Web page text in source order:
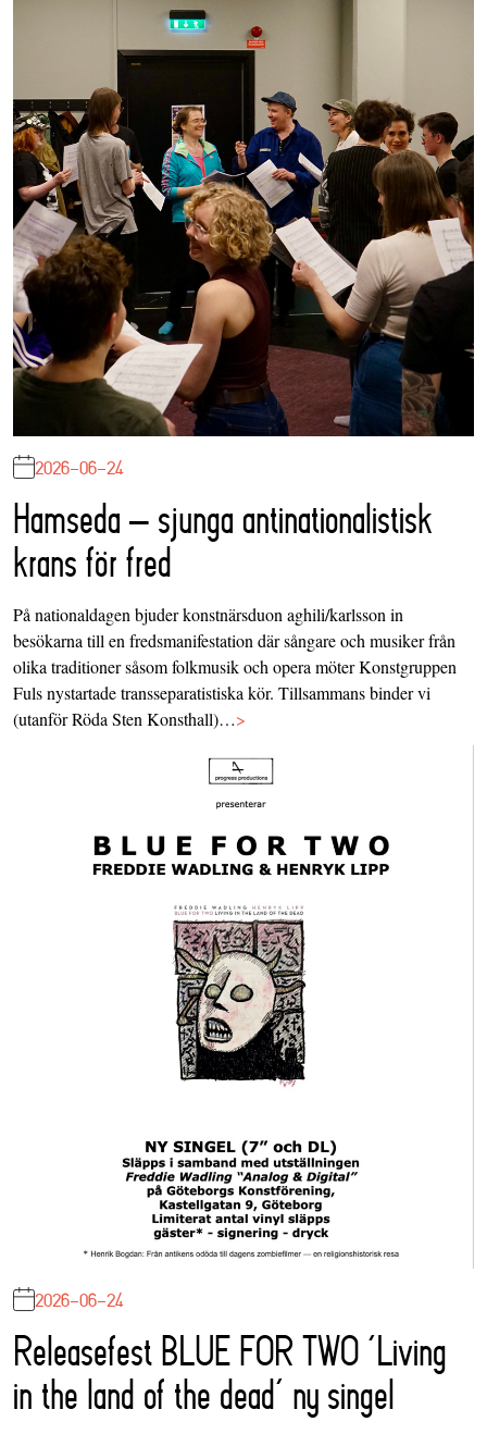
2026-06-24
Hamseda – sjunga antinationalistisk
krans för fred
På nationaldagen bjuder konstnärsduon aghili/karlsson in
besökarna till en fredsmanifestation där sångare och musiker från
olika traditioner såsom folkmusik och opera möter Konstgruppen
Fuls nystartade transseparatistiska kör. Tillsammans binder vi
(utanför Röda Sten Konsthall)…>
2026-06-24
Releasefest BLUE FOR TWO ‘Living
in the land of the dead’ ny singel